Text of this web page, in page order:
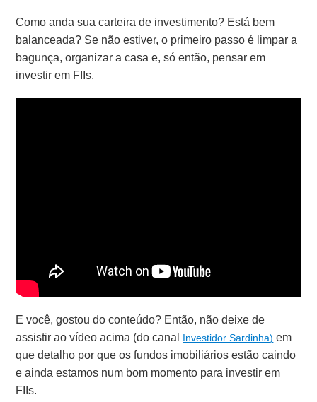
Como anda sua carteira de investimento? Está bem
balanceada? Se não estiver, o primeiro passo é limpar a
bagunça, organizar a casa e, só então, pensar em
investir em FIIs.
E você, gostou do conteúdo? Então, não deixe de
assistir ao vídeo acima (do canal Investidor Sardinha) em
que detalho por que os fundos imobiliários estão caindo
e ainda estamos num bom momento para investir em
FIIs.